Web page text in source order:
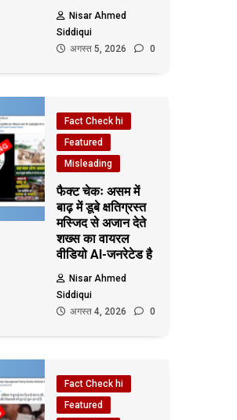
Nisar Ahmed
Siddiqui
अगस्त 5, 2026
0
Fact Check hi
Featured
Misleading
फैक्ट चेकः असम में
बाढ़ में डूबे क्षतिग्रस्त
मस्जिद से अजान देते
शख्स का वायरल
वीडियो AI-जनरेटेड है
Nisar Ahmed
Siddiqui
अगस्त 4, 2026
0
Fact Check hi
Featured